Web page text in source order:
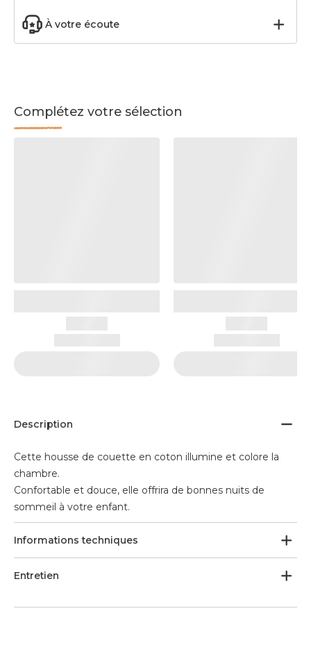
À votre écoute
Complétez votre sélection
Description
Cette housse de couette en coton illumine et colore la
chambre.
Confortable et douce, elle offrira de bonnes nuits de
sommeil à votre enfant.
Informations techniques
Entretien